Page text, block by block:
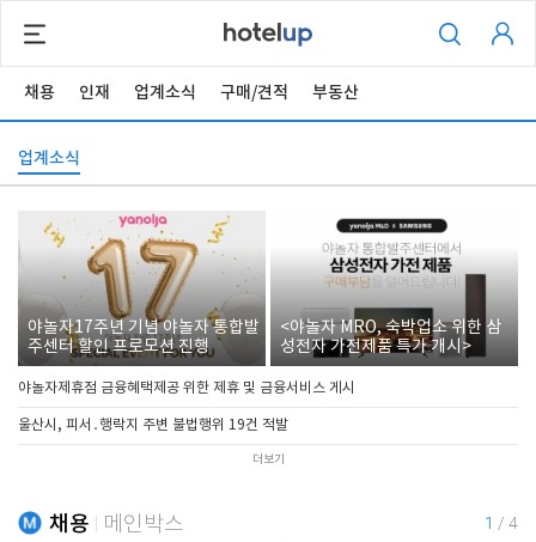
채용 인재 업계소식 구매/견적 부동산
업계소식
야놀자17주년 기념 야놀자 통합발
주센터 할인 프로모션 진행
<야놀자 MRO, 숙박업소 위한 삼
성전자 가전제품 특가 개시>
야놀자제휴점 금융혜택제공 위한 제휴 및 금융서비스 게시
울산시, 피서․행락지 주변 불법행위 19건 적발
더보기
채용 메인박스 1 / 4